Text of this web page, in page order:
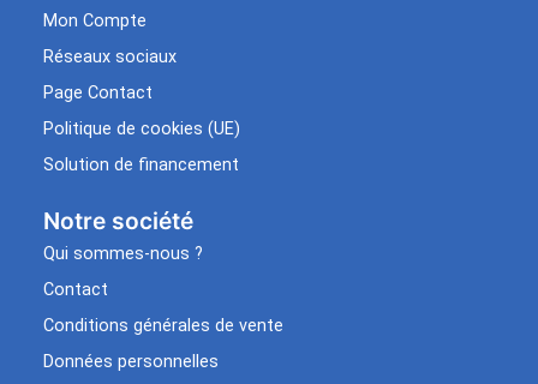
Mon Compte
Réseaux sociaux
Page Contact
Politique de cookies (UE)
Solution de financement
Notre société
Qui sommes-nous ?
Contact
Conditions générales de vente
Données personnelles